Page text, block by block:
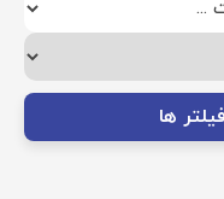
ها